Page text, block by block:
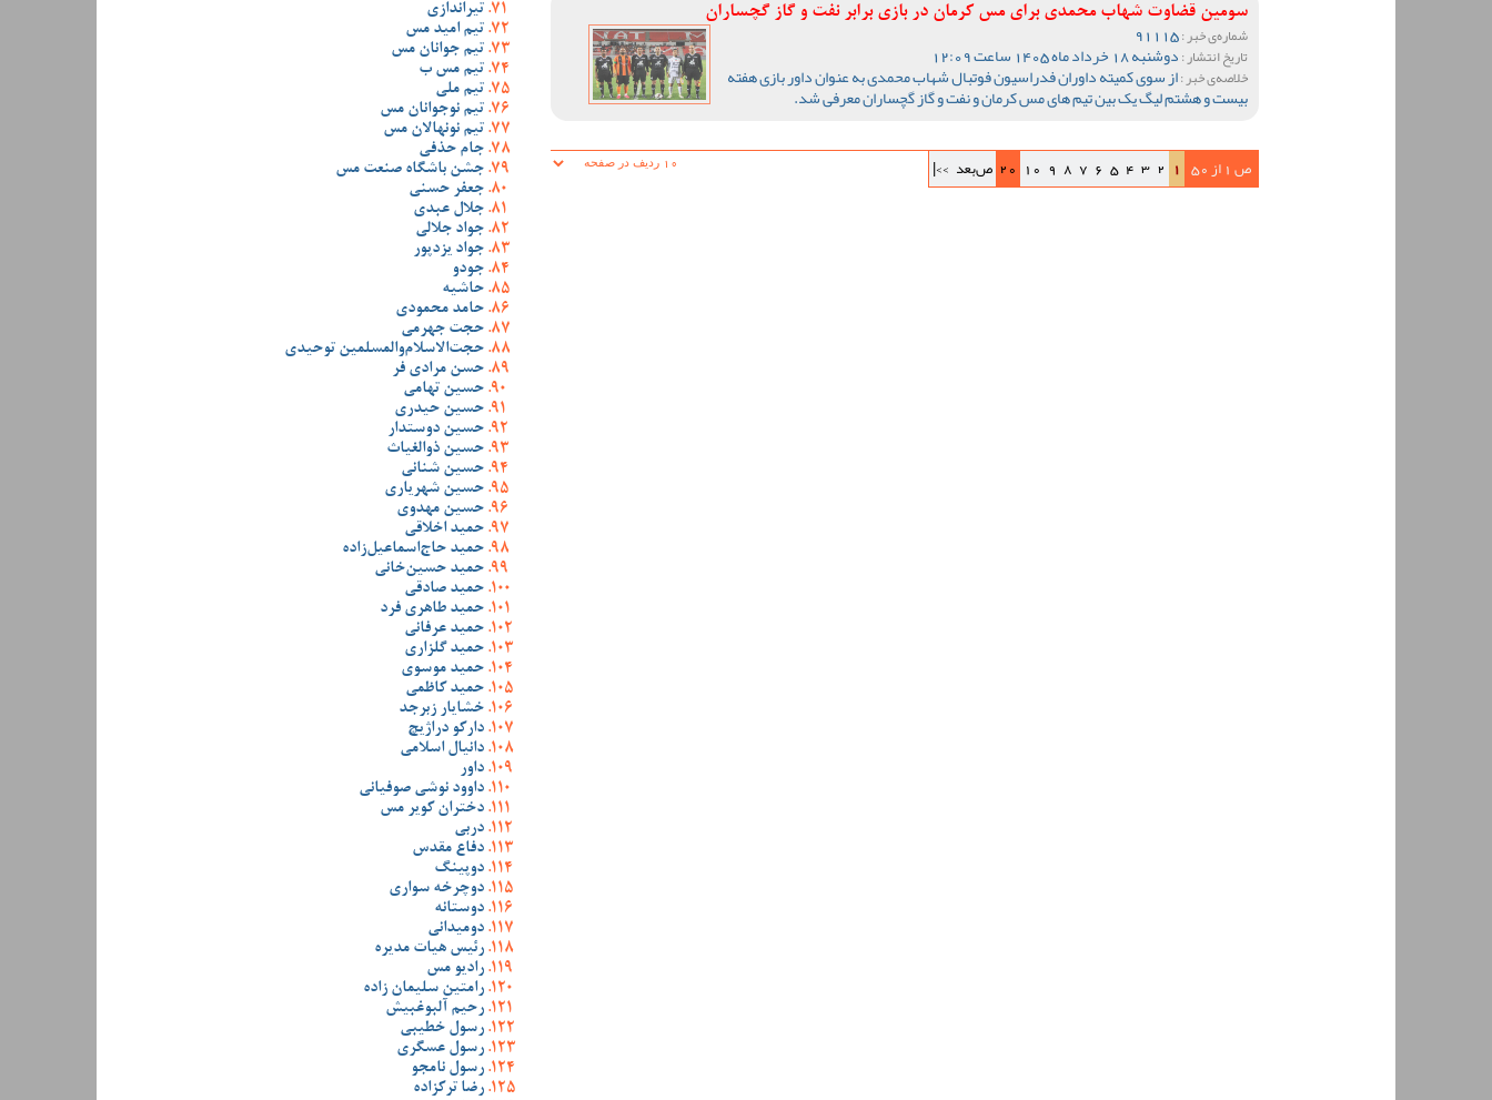
سومین قضاوت شهاب محمدی برای مس کرمان در بازی برابر نفت و گاز گچساران
شماره‌ی خبر :91115
تاریخ انتشار :دوشنبه 18 خرداد ماه 1405 ساعت 12:09
خلاصه‌ی خبر :از سوی کمیته داوران فدراسیون فوتبال شهاب محمدی به عنوان داور بازی هفته
بیست و هشتم لیگ یک بین تیم های مس کرمان و نفت و گاز گچساران معرفی شد.
ص 1 از 50 1
2
3
4
5
6
7
8
9
10
20 ص‌بعد >>|
تیراندازی
تیم امید مس
تیم جوانان مس
تیم مس ب
تیم ملی
تیم نوجوانان مس
تیم نونهالان مس
جام حذفی
جشن باشگاه صنعت مس
جعفر حسنی
جلال عبدی
جواد جلالی
جواد یزدپور
جودو
حاشیه
حامد محمودی
حجت جهرمی
حجت‌الاسلام‌والمسلمین توحیدی
حسن مرادی فر
حسین تهامی
حسین حیدری
حسین دوستدار
حسین ذوالغیاث
حسین شنانی
حسین شهریاری
حسین مهدوی
حمید اخلاقی
حمید حاج‌اسماعیل‌زاده
حمید حسین‌خانی
حمید صادقی
حمید طاهری فرد
حمید عرفانی
حمید گلزاری
حمید موسوی
حمید کاظمی
خشایار زبرجد
دارکو دراژیچ
دانیال اسلامی
داور
داوود نوشی صوفیانی
دختران کویر مس
دربی
دفاع مقدس
دوپینگ
دوچرخه سواری
دوستانه
دومیدانی
رئیس هیات مدیره
رادیو مس
رامتین سلیمان زاده
رحیم آلبوغبیش
رسول خطیبی
رسول عسگری
رسول نامجو
رضا ترکزاده